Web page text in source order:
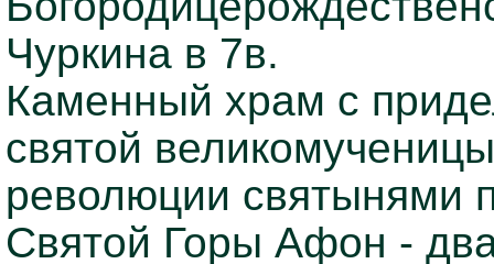
Чуркина в 7в.
Каменный храм с
святой
революции святынями
Святой Горы Афон -